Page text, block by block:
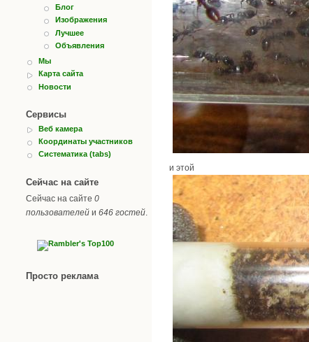
Блог
Изображения
Лучшее
Объявления
Мы
Карта сайта
Новости
Сервисы
Веб камера
Координаты участников
Систематика (tabs)
Сейчас на сайте
Сейчас на сайте 0
пользователей и 646 гостей
Просто реклама
и этой